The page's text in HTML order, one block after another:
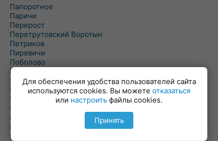
Папоротное
Паричи
Перерост
Перетрутовский Воротын
Петриков
Пиревичи
Поболово
Поколюбичи
Полесье
Птичь
Речица
Ровенская Слобода
Рогачев
Рогинь
Рудня
Для обеспечения удобства пользователей сайта
используются cookies. Вы можете отказаться
или настроить файлы cookies.
Принять